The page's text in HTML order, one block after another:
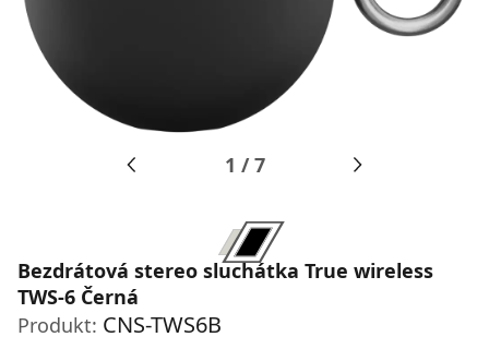
1 /7
Bezdrátová stereo sluchátka True wireless
TWS-6 Černá
Produkt: CNS-TWS6B